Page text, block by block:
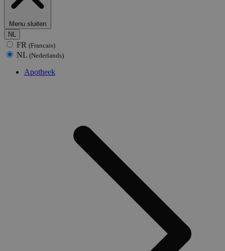
Menu sluiten
NL
FR (Francais)
NL (Nederlands)
Apotheek